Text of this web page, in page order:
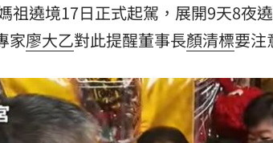
祖遶境17日正式起駕，展開9天8夜
家廖大乙對此提醒董事長顏清標要注